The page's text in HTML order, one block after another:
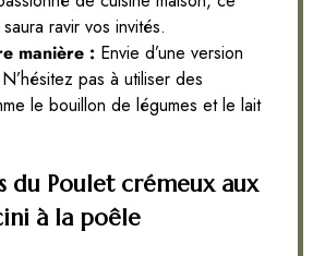
ravir vos invités.
manière : Envie d’une version
pas à utiliser des
le bouillon de légumes et le lait
du Poulet crémeux aux
à la poêle